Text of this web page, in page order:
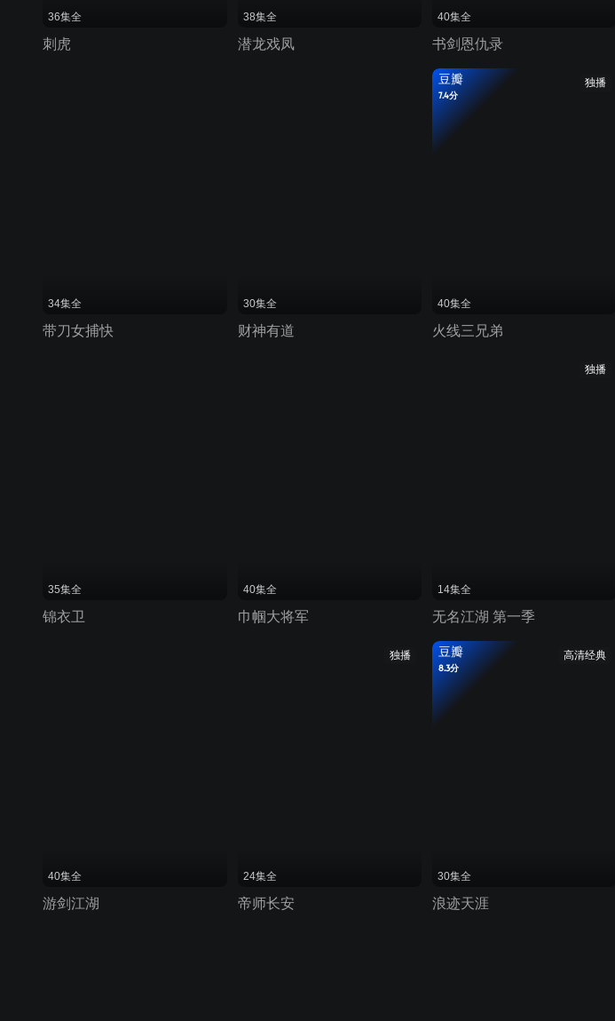
36集全
刺虎
38集全
潜龙戏凤
40集全
书剑恩仇录
34集全
带刀女捕快
30集全
财神有道
独播
豆瓣
7.4分
40集全
火线三兄弟
35集全
锦衣卫
40集全
巾帼大将军
独播
14集全
无名江湖 第一季
40集全
游剑江湖
独播
24集全
帝师长安
高清经典
豆瓣
8.3分
30集全
浪迹天涯